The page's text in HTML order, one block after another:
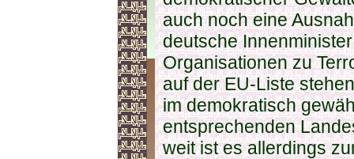
auch noch eine
deutsche
Organisationen zu
auf der EU-Liste
im demokratisch
entsprechenden
weit ist es allerdings